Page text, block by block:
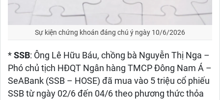
Sự kiện chứng khoán đáng chú ý ngày 10/6/2026
* SSB: Ông Lê Hữu Báu, chồng bà Nguyễn Thị Nga –
Phó chủ tịch HĐQT Ngân hàng TMCP Đông Nam Á –
SeABank (SSB – HOSE) đã mua vào 5 triệu cổ phiếu
SSB từ ngày 02/6 đến 04/6 theo phương thức thỏa